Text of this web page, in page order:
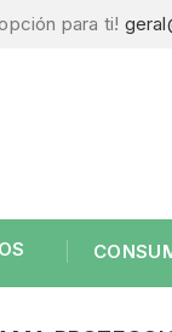
para ti!